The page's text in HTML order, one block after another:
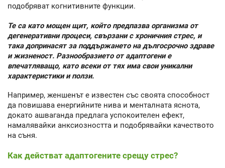
подобряват когнитивните функции.
Те са като мощен щит, който предпазва организма от
дегенеративни процеси, свързани с хроничния стрес, и
така допринасят за поддържането на дългосрочно здраве
и жизненост. Разнообразието от адаптогени е
впечатляващо, като всеки от тях има свои уникални
характеристики и ползи.
Например, женшенът е известен със своята способност
да повишава енергийните нива и менталната яснота,
докато ашваганда предлага успокоителен ефект,
намалявайки анксиозността и подобрявайки качеството
на съня.
Как действат адаптогените срещу стрес?